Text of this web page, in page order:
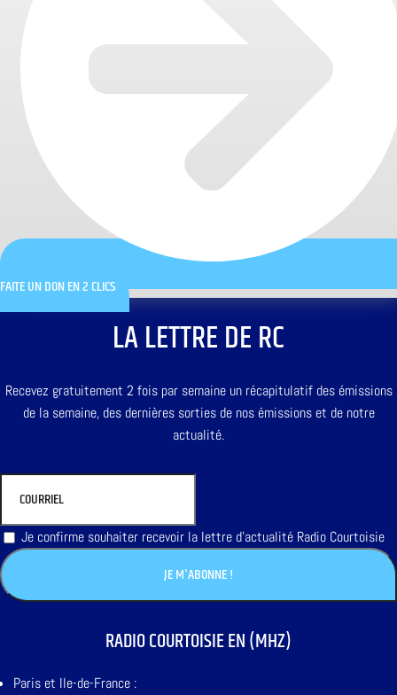
FAITE UN DON EN 2 CLICS
LA LETTRE DE RC
Recevez gratuitement 2 fois par semaine un récapitulatif des émissions
de la semaine, des dernières sorties de nos émissions et de notre
actualité.
Je confirme souhaiter recevoir la lettre d'actualité Radio Courtoisie
RADIO COURTOISIE EN (MHZ)
Paris et Ile-de-France :